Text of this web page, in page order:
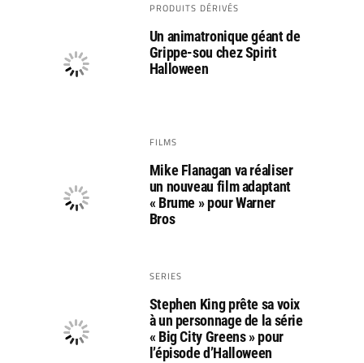
PRODUITS DÉRIVÉS
Un animatronique géant de
Grippe-sou chez Spirit
Halloween
FILMS
Mike Flanagan va réaliser
un nouveau film adaptant
« Brume » pour Warner
Bros
SERIES
Stephen King prête sa voix
à un personnage de la série
« Big City Greens » pour
l’épisode d’Halloween